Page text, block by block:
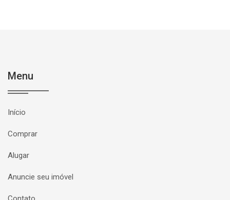
Menu
Início
Comprar
Alugar
Anuncie seu imóvel